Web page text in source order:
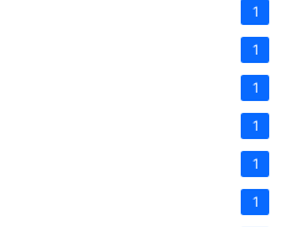
1
1
1
1
1
1